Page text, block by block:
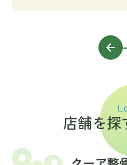
店舗を探